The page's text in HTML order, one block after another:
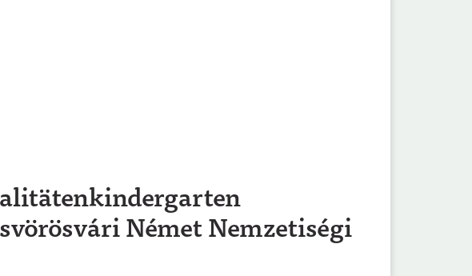
Német Nemzetiségi